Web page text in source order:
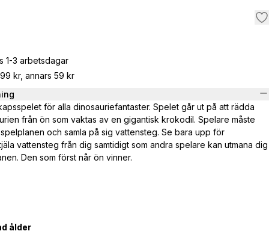
1-3 arbetsdagar
kr, annars 59 kr
för alla dinosauriefantaster. Spelet går ut på att rädda
från ön som vaktas av en gigantisk krokodil. Spelare måste
och samla på sig vattensteg. Se bara upp för
vattensteg från dig samtidigt som andra spelare kan utmana dig
Den som först når ön vinner.
ålder